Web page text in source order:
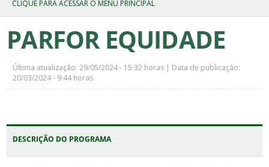
PARFOR EQUIDADE
Última atualização: 29/05/2024 - 15:32 horas | Data de publicação:
20/03/2024 - 9:44 horas
DESCRIÇÃO DO PROGRAMA